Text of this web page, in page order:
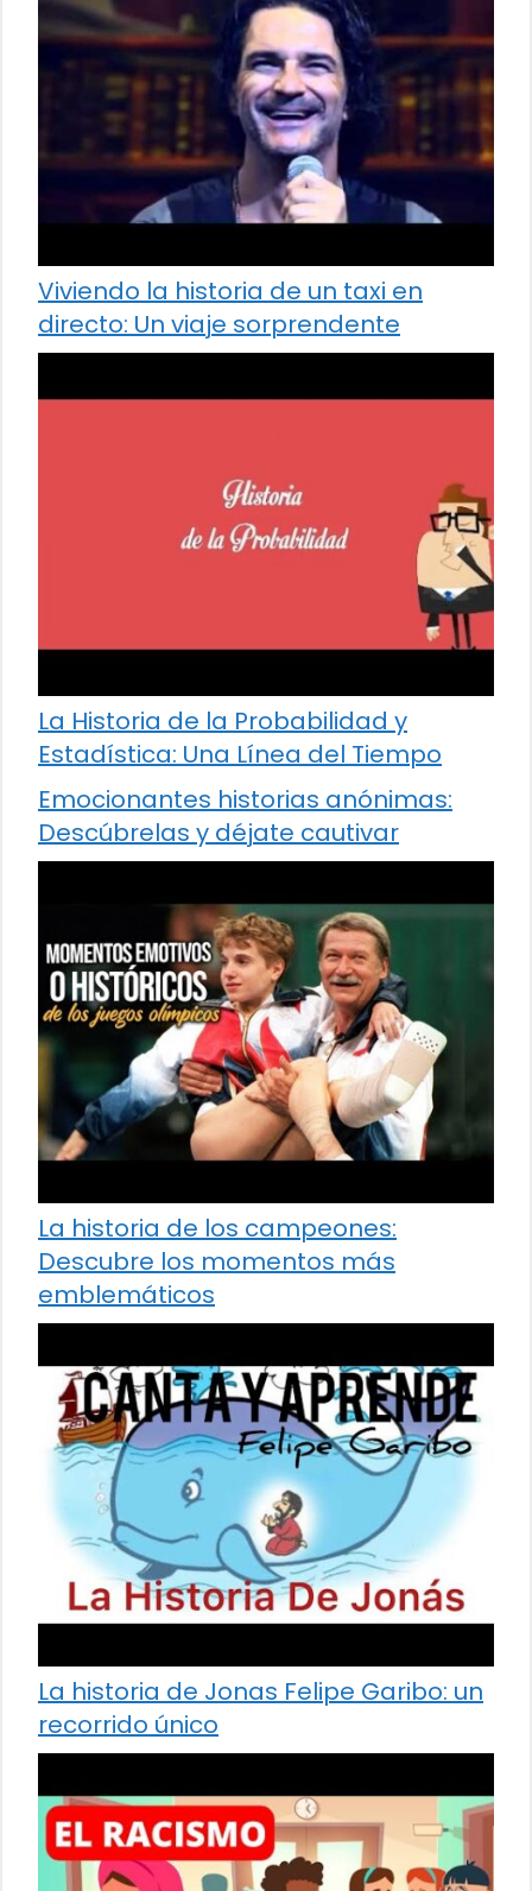
Viviendo la historia de un taxi en
directo: Un viaje sorprendente
La Historia de la Probabilidad y
Estadística: Una Línea del Tiempo
Emocionantes historias anónimas:
Descúbrelas y déjate cautivar
La historia de los campeones:
Descubre los momentos más
emblemáticos
La historia de Jonas Felipe Garibo: un
recorrido único